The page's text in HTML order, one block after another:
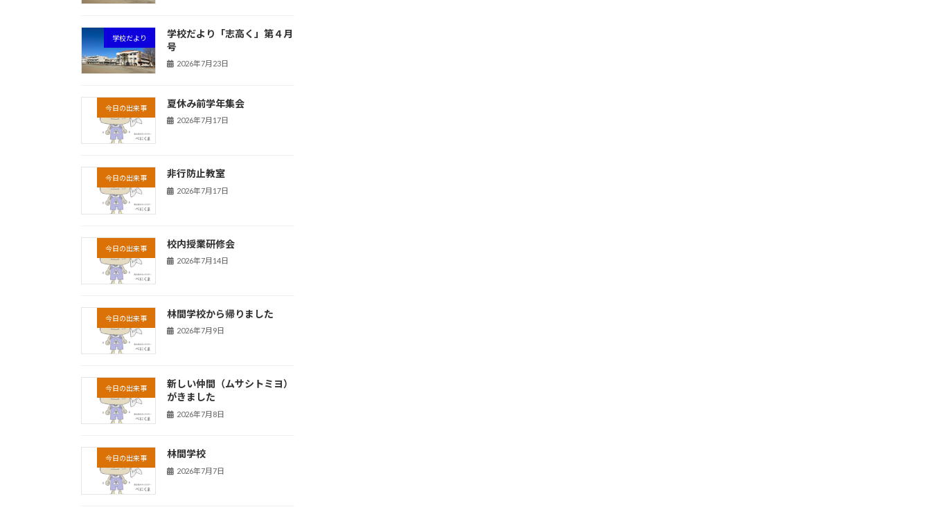
学校だより
学校だより「志高く」第４月
号
2026年7月23日
今日の出来事 夏休み前学年集会
2026年7月17日
今日の出来事 非行防止教室
2026年7月17日
今日の出来事 校内授業研修会
2026年7月14日
今日の出来事 林間学校から帰りました
2026年7月9日
今日の出来事
新しい仲間（ムサシトミヨ）
がきました
2026年7月8日
今日の出来事 林間学校
2026年7月7日